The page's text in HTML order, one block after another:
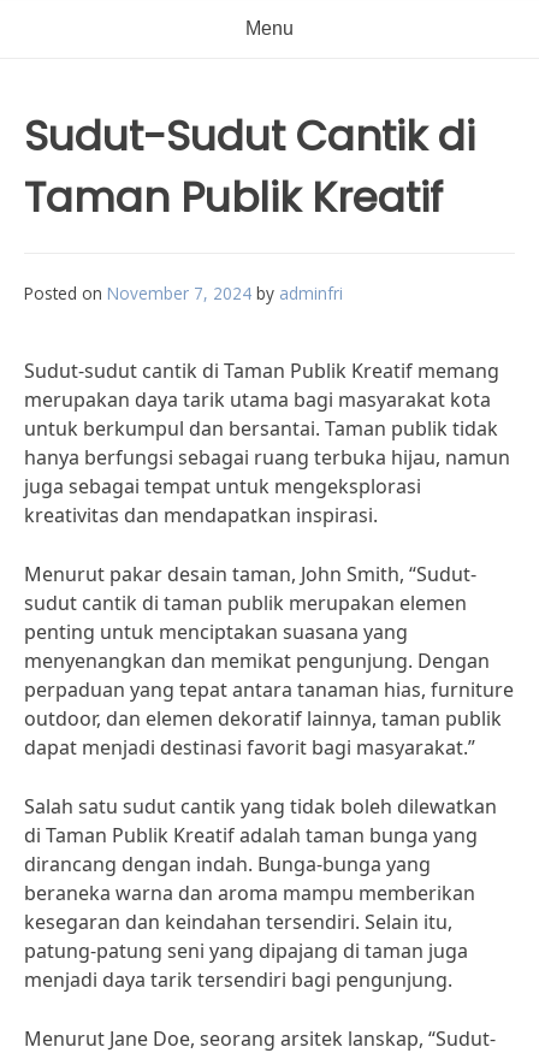
Menu
Sudut-Sudut Cantik di
Taman Publik Kreatif
Posted on November 7, 2024 by adminfri
Sudut-sudut cantik di Taman Publik Kreatif memang
merupakan daya tarik utama bagi masyarakat kota
untuk berkumpul dan bersantai. Taman publik tidak
hanya berfungsi sebagai ruang terbuka hijau, namun
juga sebagai tempat untuk mengeksplorasi
kreativitas dan mendapatkan inspirasi.
Menurut pakar desain taman, John Smith, “Sudut-
sudut cantik di taman publik merupakan elemen
penting untuk menciptakan suasana yang
menyenangkan dan memikat pengunjung. Dengan
perpaduan yang tepat antara tanaman hias, furniture
outdoor, dan elemen dekoratif lainnya, taman publik
dapat menjadi destinasi favorit bagi masyarakat.”
Salah satu sudut cantik yang tidak boleh dilewatkan
di Taman Publik Kreatif adalah taman bunga yang
dirancang dengan indah. Bunga-bunga yang
beraneka warna dan aroma mampu memberikan
kesegaran dan keindahan tersendiri. Selain itu,
patung-patung seni yang dipajang di taman juga
menjadi daya tarik tersendiri bagi pengunjung.
Menurut Jane Doe, seorang arsitek lanskap, “Sudut-